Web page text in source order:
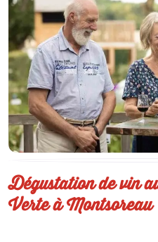
Dégustation de vin
Verte à Montsoreau